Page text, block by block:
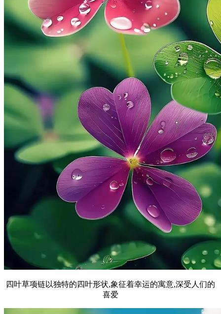
四叶草项链以独特的四叶形状,象征着幸运的寓意,深受人们的
喜爱